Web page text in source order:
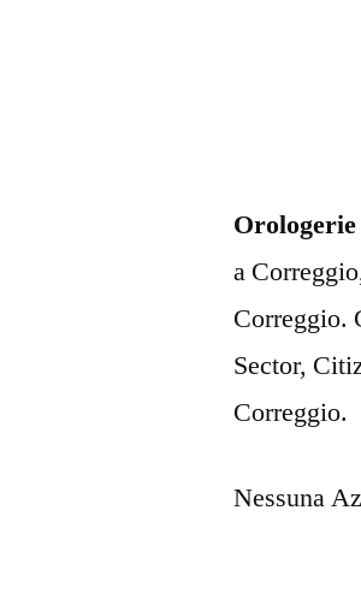
a
Correggio.
Sector,
Correggio.
Nessuna